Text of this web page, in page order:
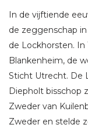
In de vijftiende
de zeggenschap
de Lockhorsten. In
Blankenheim, de
Sticht Utrecht. De
Diepholt bisschop
Zweder van
Zweder en stelde